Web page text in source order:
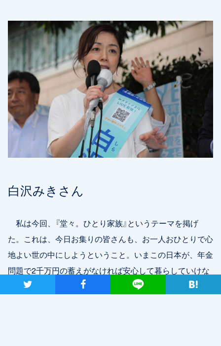
ツイート シャア Lineで送る
白沢みきさん
私は今回、『堂々。ひとり家族』というテーマを掲げ
た。これは、今日お集りの皆さんも、お一人おひとりで心
地よい世の中にしようということ。いまこの日本が、年金
問題で2千万円の蓄えがなければ安心して暮らしていけな
いと言うが、そういった計算のすべて（の前提）が、「夫婦